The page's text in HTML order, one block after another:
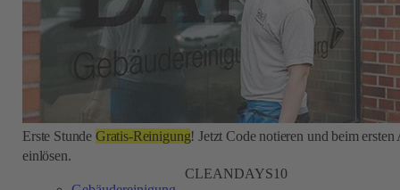
Erste Stunde Gratis-Reinigung! Jetzt Code notieren und beim ersten
einlösen.
CLEANDAYS10